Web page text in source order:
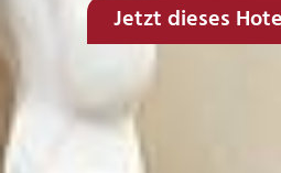
Jetzt dieses